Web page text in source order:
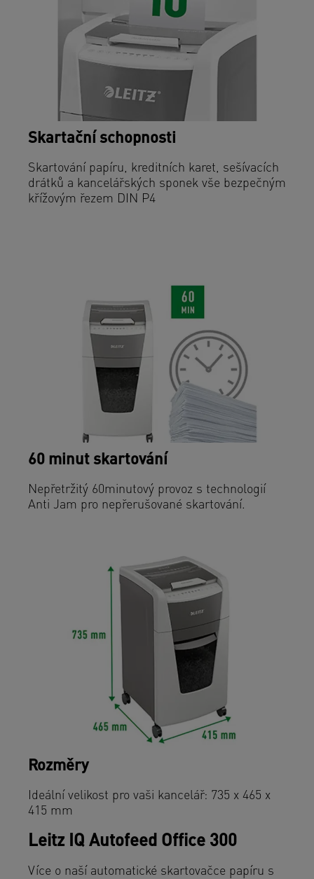
Skartační schopnosti
Skartování papíru, kreditních karet, sešívacích
drátků a kancelářských sponek vše bezpečným
křížovým řezem DIN P4
60 minut skartování
Nepřetržitý 60minutový provoz s technologií
Anti Jam pro nepřerušované skartování.
Rozměry
Ideální velikost pro vaši kancelář: 735 x 465 x
415 mm
Leitz IQ Autofeed Office 300
Více o naší automatické skartovačce papíru s